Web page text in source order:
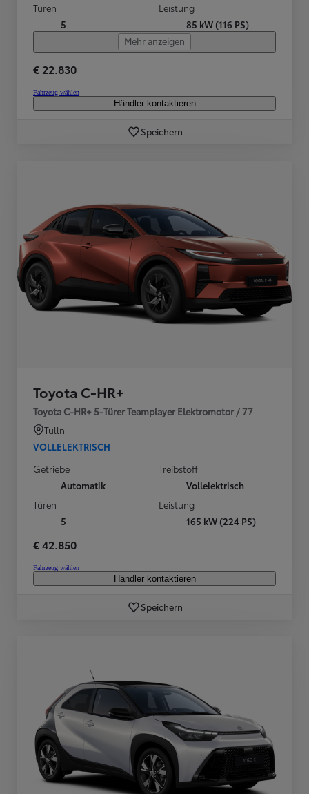
Türen
5
Leistung
85 kW (116 PS)
Mehr anzeigen
€ 22.830
Fahrzeug wählen
Händler kontaktieren
Speichern
Toyota C-HR+
Toyota C-HR+ 5-Türer Teamplayer Elektromotor / 77
Tulln
VOLLELEKTRISCH
Getriebe
Automatik
Treibstoff
Vollelektrisch
Türen
5
Leistung
165 kW (224 PS)
€ 42.850
Fahrzeug wählen
Händler kontaktieren
Speichern